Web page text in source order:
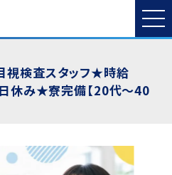
視検査スタッフ★時給
休み★寮完備【20代〜40